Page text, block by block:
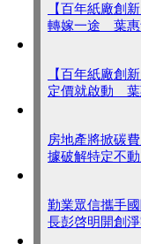
【百年紙廠創
轉嫁一途 葉惠
【百年紙廠創
定價就啟動 葉
房地產將掀碳
據破解特定不
勤業眾信攜手
長彭啓明開創